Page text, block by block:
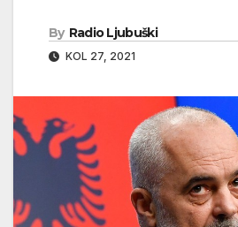
By Radio Ljubuški
KOL 27, 2021